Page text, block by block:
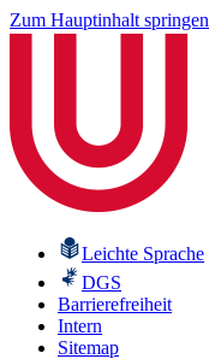
Zum Hauptinhalt springen
Leichte Sprache
DGS
Barrierefreiheit
Intern
Sitemap